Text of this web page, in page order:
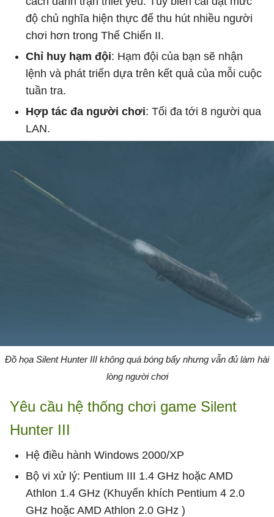
độ chủ nghĩa hiện thực để thu hút nhiều người
chơi hơn trong Thế Chiến II.
Chỉ huy hạm đội: Hạm đội của bạn sẽ nhận
lệnh và phát triển dựa trên kết quả của mỗi cuộc
tuần tra.
Hợp tác đa người chơi: Tối đa tới 8 người qua
LAN.
Đồ họa Silent Hunter III không quá bóng bẩy nhưng vẫn đủ làm hài
lòng người chơi
Yêu cầu hệ thống chơi game Silent
Hunter III
Hệ điều hành Windows 2000/XP
Bộ vi xử lý: Pentium III 1.4 GHz hoặc AMD
Athlon 1.4 GHz (Khuyến khích Pentium 4 2.0
GHz hoặc AMD Athlon 2.0 GHz )